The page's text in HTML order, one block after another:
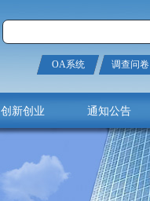
OA系统 调查问卷
创新创业 通知公告